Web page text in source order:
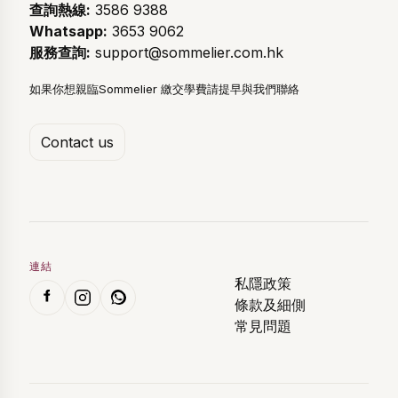
查詢熱線: 3586 9388
Whatsapp: 3653 9062
服務查詢: support@sommelier.com.hk
如果你想親臨Sommelier 繳交學費請提早與我們聯絡
Contact us
連結
私隱政策
條款及細側
常見問題